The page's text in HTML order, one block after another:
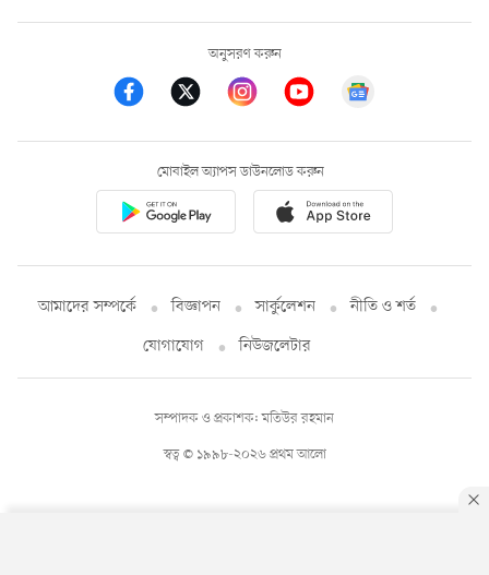
অনুসরণ করুন
মোবাইল অ্যাপস ডাউনলোড করুন
আমাদের সম্পর্কে বিজ্ঞাপন সার্কুলেশন
নীতি ও শর্ত
যোগাযোগ
নিউজলেটার
স্বত্ব © ১৯৯৮-২০২৬ প্রথম আলো
সম্পাদক ও প্রকাশক: মতিউর রহমান